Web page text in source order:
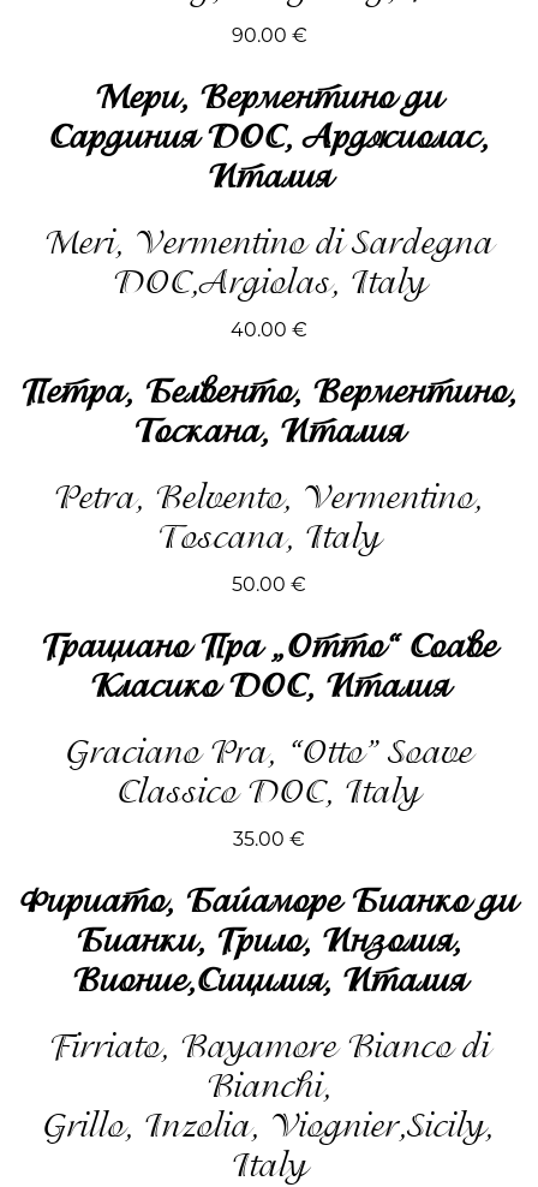
90.00 €
Мери, Верментино ди
Сардиния DOC, Арджиолас,
Италия
Meri, Vermentino di Sardegna
DOC,Argiolas, Italy
40.00 €
Петра, Белвенто, Верментино,
Тоскана, Италия
Petra, Belvento, Vermentino,
Toscana, Italy
50.00 €
Грациано Пра „Отто“ Соаве
Класико DOC, Италия
Graciano Pra, “Otto” Soave
Classico DOC, Italy
35.00 €
Фириато, Байаморе Бианко ди
Бианки, Грило, Инзолия,
Вионие,Сицилия, Италия
Firriato, Bayamore Bianco di
Bianchi,
Grillo, Inzolia, Viognier,Sicily,
Italy